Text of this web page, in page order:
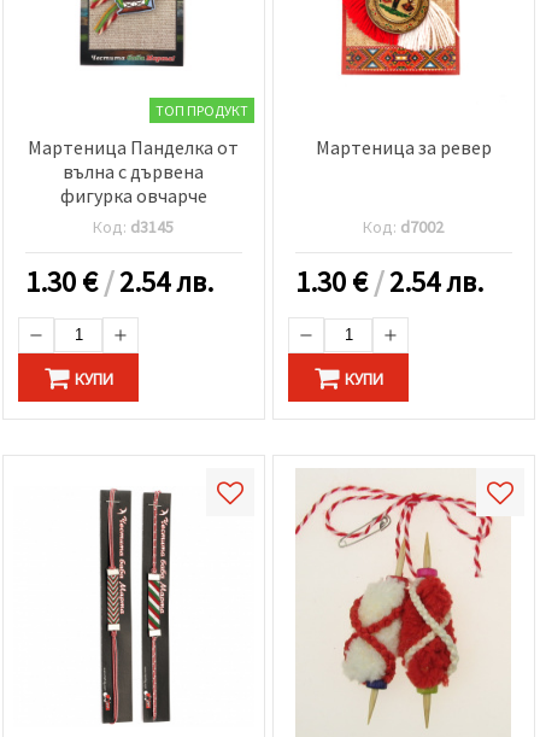
ТОП ПРОДУКТ
Мартеница Панделка от
вълна с дървена
фигурка овчарче
Код: d3145
1.30€/2.54 лв.
КУПИ
Мартеница за ревер
Код: d7002
1.30€/2.54 лв.
КУПИ